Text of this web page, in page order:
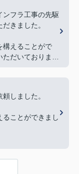
ンフラ工事の先駆
きました。
構えることがで
だいておりま
願いします。
しました。
ことができまし